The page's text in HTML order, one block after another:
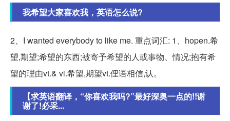
我希望大家喜欢我，英语怎么说?
2、I wanted everybody to like me. 重点词汇: 1、hopen.希
望,期望;希望的东西;被寄予希望的人或事物、情况;抱有希
望的理由vt.& vi.希望,期望vt.俚语相信,认。
【求英语翻译，“你喜欢我吗?”最好深奥一点的!!谢
谢了!必采...